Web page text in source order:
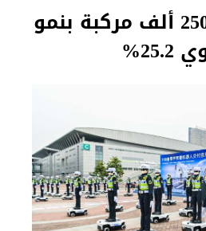
شيري تسلم 250 ألف مركبة بنمو